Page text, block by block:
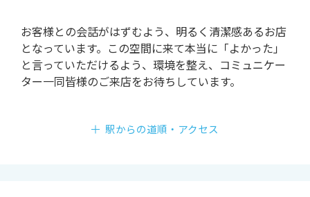
お客様との会話がはずむよう、明るく清潔感あるお店
となっています。この空間に来て本当に「よかった」
と言っていただけるよう、環境を整え、コミュニケー
ター一同皆様のご来店をお待ちしています。
駅からの道順・アクセス